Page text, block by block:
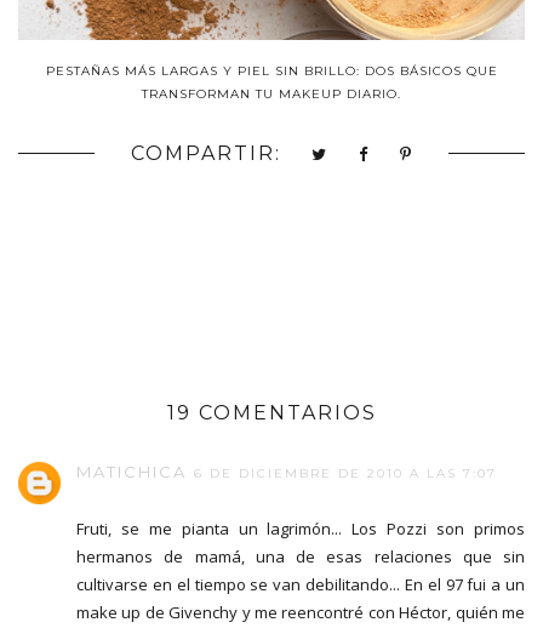
PESTAÑAS MÁS LARGAS Y PIEL SIN BRILLO: DOS BÁSICOS QUE
TRANSFORMAN TU MAKEUP DIARIO.
COMPARTIR:
19 COMENTARIOS
MATICHICA 6 DE DICIEMBRE DE 2010 A LAS 7:07
Fruti, se me pianta un lagrimón... Los Pozzi son primos
hermanos de mamá, una de esas relaciones que sin
cultivarse en el tiempo se van debilitando... En el 97 fui a un
make up de Givenchy y me reencontré con Héctor, quién me